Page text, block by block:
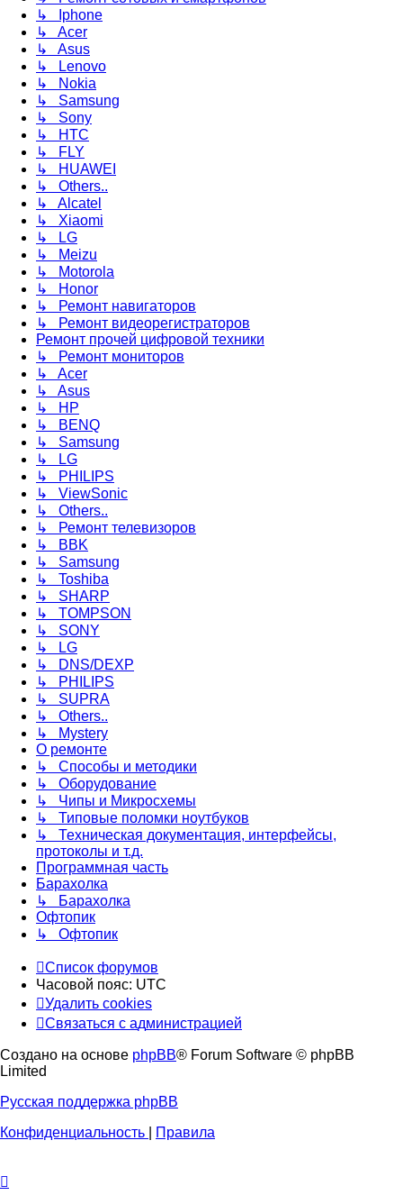
↳ Iphone
↳ Acer
↳ Asus
↳ Lenovo
↳ Nokia
↳ Samsung
↳ Sony
↳ HTC
↳ FLY
↳ HUAWEI
↳ Others..
↳ Alcatel
↳ Xiaomi
↳ LG
↳ Meizu
↳ Motorola
↳ Honor
↳ Ремонт навигаторов
↳ Ремонт видеорегистраторов
Ремонт прочей цифровой техники
↳ Ремонт мониторов
↳ Acer
↳ Asus
↳ HP
↳ BENQ
↳ Samsung
↳ LG
↳ PHILIPS
↳ ViewSonic
↳ Others..
↳ Ремонт телевизоров
↳ BBK
↳ Samsung
↳ Toshiba
↳ SHARP
↳ TOMPSON
↳ SONY
↳ LG
↳ DNS/DEXP
↳ PHILIPS
↳ SUPRA
↳ Others..
↳ Mystery
О ремонте
↳ Способы и методики
↳ Оборудование
↳ Чипы и Микросхемы
↳ Типовые поломки ноутбуков
↳ Техническая документация, интерфейсы,
протоколы и т.д.
Программная часть
Барахолка
↳ Барахолка
Офтопик
↳ Офтопик
Список форумов
Часовой пояс: UTC
Удалить cookies
Связаться
администрацией
Связаться с администрацией
Создано на основе phpBB® Forum Software © phpBB
Limited
Русская поддержка phpBB
Конфиденциальность
Правила